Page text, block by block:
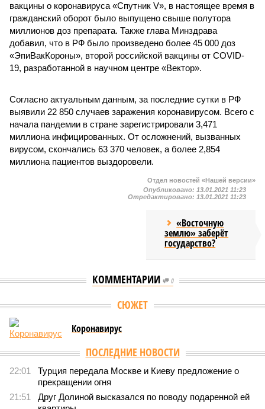
вакцины о коронавируса «Спутник V», в настоящее время в
гражданский оборот было выпущено свыше полутора
миллионов доз препарата. Также глава Минздрава
добавил, что в РФ было произведено более 45 000 доз
«ЭпиВакКороны», второй российской вакцины от COVID-
19, разработанной в научном центре «Вектор».
Согласно актуальным данным, за последние сутки в РФ
выявили 22 850 случаев заражения коронавирусом. Всего с
начала пандемии в стране зарегистрировали 3,471
миллиона инфицированных. От осложнений, вызванных
вирусом, скончались 63 370 человек, а более 2,854
миллиона пациентов выздоровели.
Отдел новостей «Нашей версии»
Опубликовано: 13.01.2021 11:23
Отредактировано: 13.01.2021 11:23
«Восточную
землю» заберёт
государство?
КОММЕНТАРИИ 0
Версия //Конфликт //Монополия вкладывалась-вкладывалась в
Монополия вкладывалась-вкладывалась в Армению и
довкладывалась
РЖД против своей страны